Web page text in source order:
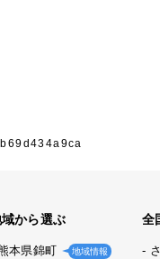
から選ぶ
本県錦町 地域情報
全